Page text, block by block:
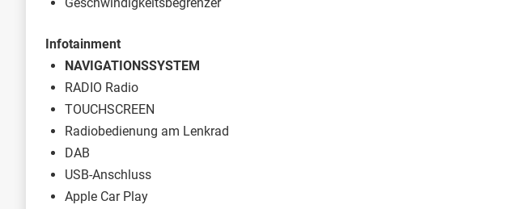
Infotainment
NAVIGATIONSSYSTEM
RADIO Radio
TOUCHSCREEN
Radiobedienung am Lenkrad
DAB
USB-Anschluss
Apple Car Play